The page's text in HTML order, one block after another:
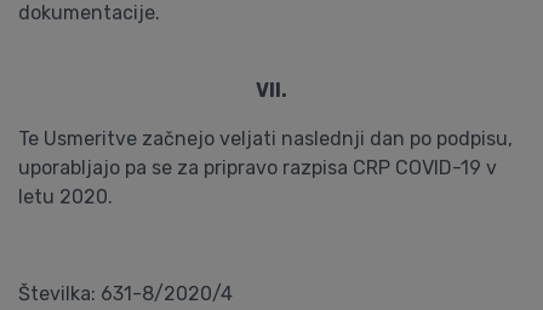
dokumentacije.
VII.
Te Usmeritve začnejo veljati naslednji dan po podpisu,
uporabljajo pa se za pripravo razpisa CRP COVID-19 v
letu 2020.
Številka: 631-8/2020/4